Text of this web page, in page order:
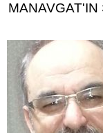
MANAVGAT'IN